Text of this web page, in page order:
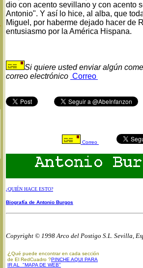
dio con acento sevillano y con acento
Antonio". Y así lo hice, al alba, que
Miguel, por haberme dejado hacer de
entusiasmo por la América Hispana.
Si quiere usted enviar algún
correo electrónico Correo
Correo
¿QUIÉN HACE ESTO?
Biografía de Antonio Burgos
Copyright © 1998 Arco del Postigo S.L. Sevilla,
¿ Qué puede encontrar en cada sección
de El RedCuadro ?PINCHE AQUI PARA
IR AL "MAPA DE WEB"